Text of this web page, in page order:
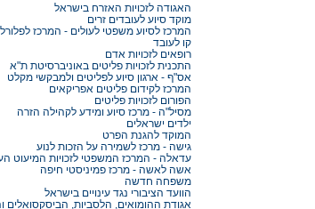
האגודה לזכויות האזרח בישראל
מוקד סיוע לעובדים זרים
המרכז לסיוע משפטי לעולים - המרכז
קו לעובד
רופאים לזכויות אדם
התכנית לזכויות פליטים באוניברסיטת ת"א
אס"ף - ארגון סיוע לפליטים ולמבקשי מקלט
המרכז לקידום פליטים אפריקאים
הפורום לזכויות פליטים
מסיל"ה - מרכז סיוע ומידע לקהילה הזרה
ילדים ישראלים
המוקד להגנת הפרט
גישה - מרכז לשמירה על הזכות לנוע
עדאלה - המרכז המשפטי לזכויות המיעוט
אשה לאשה - מרכז פמיניסטי חיפה
משפחה חדשה
הוועד הציבורי נגד עינויים בישראל
אגודת ההומואים, הלסביות, הביסקסואלים